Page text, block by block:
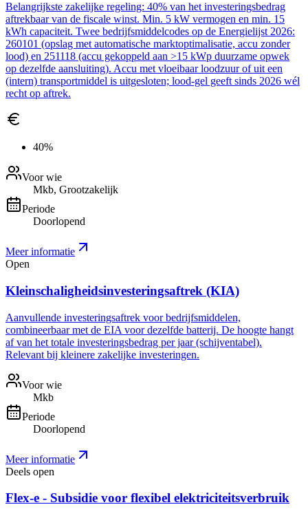
Belangrijkste zakelijke regeling: 40% van het investeringsbedrag
aftrekbaar van de fiscale winst. Min. 5 kW vermogen en min. 15
kWh capaciteit. Twee bedrijfsmiddelcodes op de Energielijst 2026:
260101 (opslag met automatische marktoptimalisatie, accu zonder
lood) en 251118 (accu gekoppeld aan >15 kWp duurzame opwek
op dezelfde aansluiting). Accu met vloeibaar loodzuur of uit een
(intern) transportmiddel is uitgesloten; lood-gel geeft sinds 2026 wél
recht op aftrek.
40%
Voor wie
Mkb, Grootzakelijk
Periode
Doorlopend
Meer informatie
Open
Kleinschaligheidsinvesteringsaftrek (KIA)
Aanvullende investeringsaftrek voor bedrijfsmiddelen,
combineerbaar met de EIA voor dezelfde batterij. De hoogte hangt
af van het totale investeringsbedrag per jaar (schijventabel).
Relevant bij kleinere zakelijke investeringen.
Voor wie
Mkb
Periode
Doorlopend
Meer informatie
Deels open
Flex-e - Subsidie voor flexibel elektriciteitsverbruik